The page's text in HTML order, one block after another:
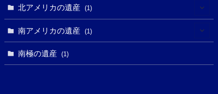
(7)
(16)
(62)
(2)
(7)
(2)
(1)
(18)
(1)
(1)
(2)
(3)
北アメリカの遺産 (1)
(1)
(1)
南アメリカの遺産 (1)
南極の遺産 (1)